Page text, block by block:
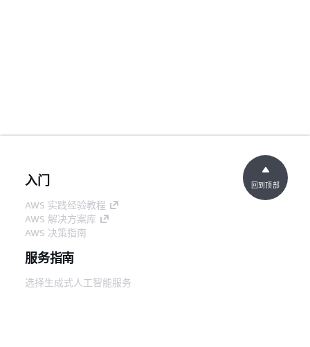
入门
AWS 实践经验教程
AWS 解决方案库
AWS 决策指南
服务指南
选择生成式人工智能服务
回到顶部